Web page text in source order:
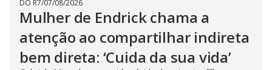
DO R7/07/08/2026
Mulher de Endrick chama a
atenção ao compartilhar indireta
bem direta: ‘Cuida da sua vida’